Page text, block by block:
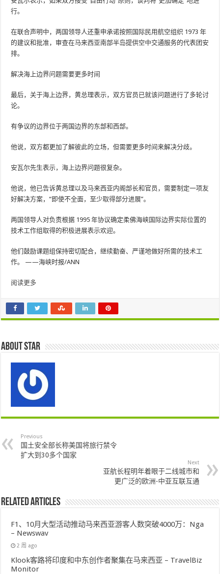
行。
在联合声明中，两国领导人还重申承诺按照国际民用航空组织 1973 年
的建议和批准，审查在马来西亚南部半岛提供空中交通服务的代表团安
排。
解决海上边界问题需要更多时间
最后，关于海上边界，黄总理表示，双方官员已就该问题进行了多轮讨
论。
有争议的边界位于两国边界的东部和西部。
他说，双方都更加了解彼此的立场，但需要更多时间来解决分歧。
安瓦尔先生表示，海上边界问题很复杂。
他说，他已告诉黄总理以及马来西亚内阁部长和官员，需要制定一项友
好解决方案，“即使不全面，至少取得部分进展”。
两国领导人对负责根据 1995 年协议确定柔佛海峡国际边界实际位置的
技术工作组取得的积极进展表示欢迎。
他们鼓励课题组保持密切配合，继续勤奋、严谨地做好所需的技术工
作。 ——海峡时报/ANN
阅读更多
About star
Previous
国土安全部长称美国将旅行禁令
扩大到30多个国家
Next
亚航长程明年着眼于二线城市和
更广泛的欧洲-中亚互联互通
Related Articles
F1、10月大型活动推动马来西亚游客人数突破4000万：Nga
– Newswav
2 周 ago
Klook客路将印度和中东创作者聚集在马来西亚 – TravelBiz
Monitor